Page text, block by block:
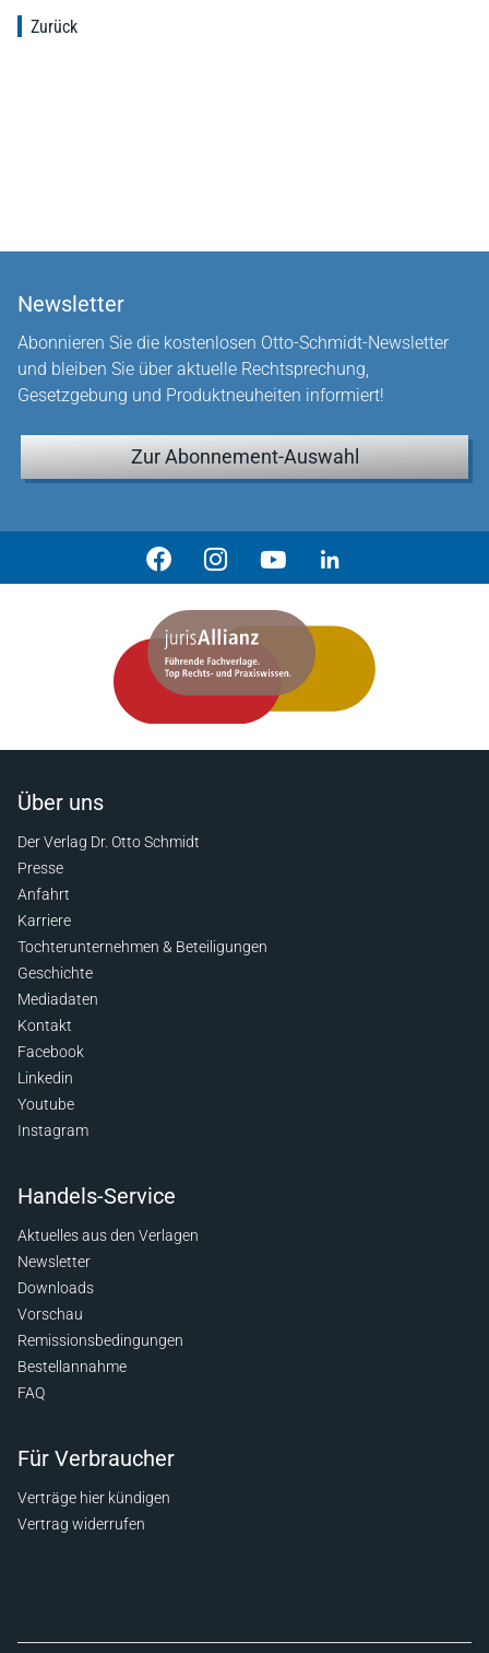
Zurück
Newsletter
Abonnieren Sie die kostenlosen Otto-Schmidt-Newsletter
und bleiben Sie über aktuelle Rechtsprechung,
Gesetzgebung und Produktneuheiten informiert!
Zur Abonnement-Auswahl
Über uns
Der Verlag Dr. Otto Schmidt
Presse
Anfahrt
Karriere
Tochterunternehmen & Beteiligungen
Geschichte
Mediadaten
Kontakt
Facebook
Linkedin
Youtube
Instagram
Handels-Service
Aktuelles aus den Verlagen
Newsletter
Downloads
Vorschau
Remissionsbedingungen
Bestellannahme
FAQ
Für Verbraucher
Verträge hier kündigen
Vertrag widerrufen